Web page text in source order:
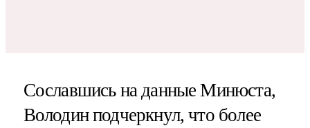
Сославшись на данные Минюста,
Володин подчеркнул, что более